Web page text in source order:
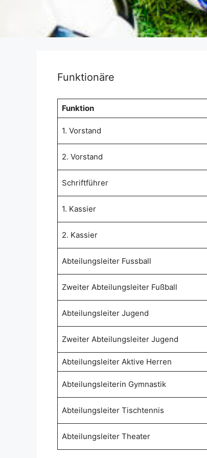
Funktionäre
Funktion
1. Vorstand
2. Vorstand
Schriftführer
1. Kassier
2. Kassier
Abteilungsleiter Fussball
Zweiter Abteilungsleiter Fußball
Abteilungsleiter Jugend
Zweiter Abteilungsleiter Jugend
Abteilungsleiter Aktive Herren
Abteilungsleiterin Gymnastik
Abteilungsleiter Tischtennis
Abteilungsleiter Theater